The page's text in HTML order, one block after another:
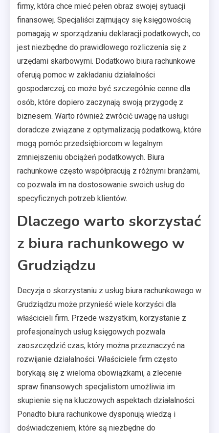
firmy, która chce mieć pełen obraz swojej sytuacji
finansowej. Specjaliści zajmujący się księgowością
pomagają w sporządzaniu deklaracji podatkowych, co
jest niezbędne do prawidłowego rozliczenia się z
urzędami skarbowymi. Dodatkowo biura rachunkowe
oferują pomoc w zakładaniu działalności
gospodarczej, co może być szczególnie cenne dla
osób, które dopiero zaczynają swoją przygodę z
biznesem. Warto również zwrócić uwagę na usługi
doradcze związane z optymalizacją podatkową, które
mogą pomóc przedsiębiorcom w legalnym
zmniejszeniu obciążeń podatkowych. Biura
rachunkowe często współpracują z różnymi branżami,
co pozwala im na dostosowanie swoich usług do
specyficznych potrzeb klientów.
Dlaczego warto skorzystać
z biura rachunkowego w
Grudziądzu
Decyzja o skorzystaniu z usług biura rachunkowego w
Grudziądzu może przynieść wiele korzyści dla
właścicieli firm. Przede wszystkim, korzystanie z
profesjonalnych usług księgowych pozwala
zaoszczędzić czas, który można przeznaczyć na
rozwijanie działalności. Właściciele firm często
borykają się z wieloma obowiązkami, a zlecenie
spraw finansowych specjalistom umożliwia im
skupienie się na kluczowych aspektach działalności.
Ponadto biura rachunkowe dysponują wiedzą i
doświadczeniem, które są niezbędne do